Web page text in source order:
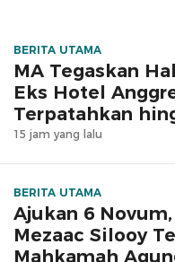
BERITA UTAMA
MA Tegaskan
Eks Hotel
Terpatahkan
15 jam yang lalu
BERITA UTAMA
Ajukan 6
Mezaac Silooy
Mahkamah